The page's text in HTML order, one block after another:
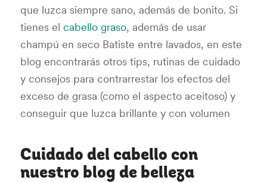
que luzca siempre sano, además de bonito. Si
tienes el cabello graso, además de usar
champú en seco Batiste entre lavados, en este
blog encontrarás otros tips, rutinas de cuidado
y consejos para contrarrestar los efectos del
exceso de grasa (como el aspecto aceitoso) y
conseguir que luzca brillante y con volumen
Cuidado del cabello con
nuestro blog de belleza